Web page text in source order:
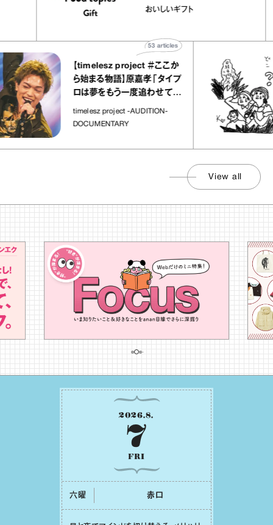
｜真野知子の「おいしいギ
おいしいギフト
【timelesz project ＃ここか
ら始まる物語】原嘉孝「タイプ
ロは夢をもう一度追わせてく
れた場所」
timelesz project -AUDITION-
DOCUMENTARY
articles
View all
2026.8.
7
FRI
六曜 ⾚⼝